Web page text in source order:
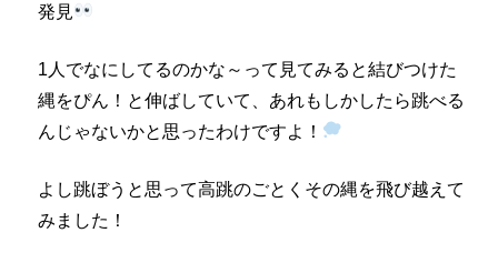
発見
1人でなにしてるのかな～って見てみると結びつけた
縄をぴん！と伸ばしていて、あれもしかしたら跳べる
んじゃないかと思ったわけですよ！
よし跳ぼうと思って高跳のごとくその縄を飛び越えて
みました！